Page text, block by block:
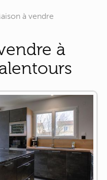
à vendre
à